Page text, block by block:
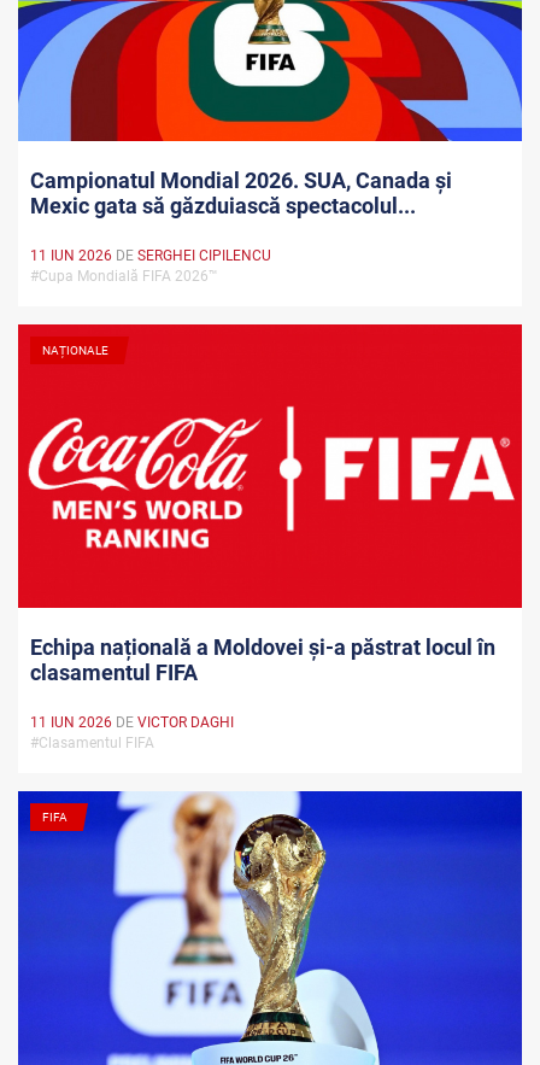
Campionatul Mondial 2026. SUA, Canada și
Mexic gata să găzduiască spectacolul...
11 IUN 2026 DE SERGHEI CIPILENCU
#Cupa Mondială FIFA 2026™
NAȚIONALE
Echipa națională a Moldovei și-a păstrat locul în
clasamentul FIFA
11 IUN 2026 DE VICTOR DAGHI
#Clasamentul FIFA
FIFA